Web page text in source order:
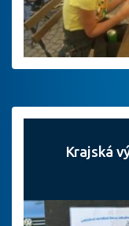
Krajská